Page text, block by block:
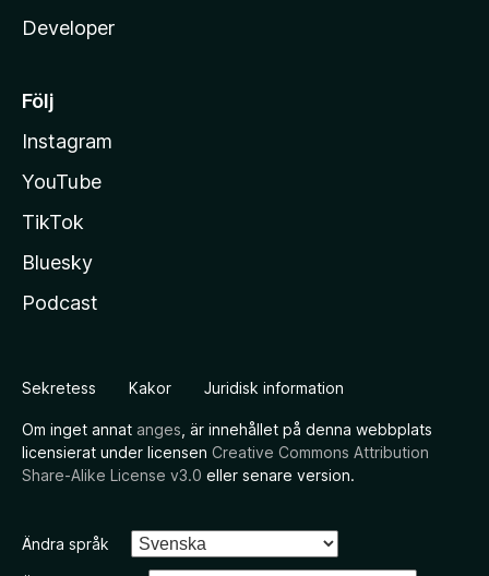
Developer
Följ
Instagram
YouTube
TikTok
Bluesky
Podcast
Sekretess Kakor Juridisk information
Om inget annat anges , är innehållet på denna webbplats
licensierat under licensen Creative Commons Attribution
Share-Alike License v3.0 eller senare version.
Ändra språk